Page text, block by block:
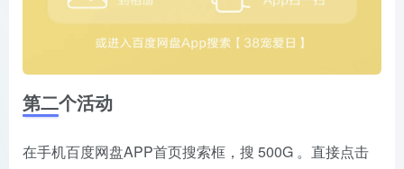
第二个活动
在手机百度网盘APP首页搜索框，搜 500G 。直接点击